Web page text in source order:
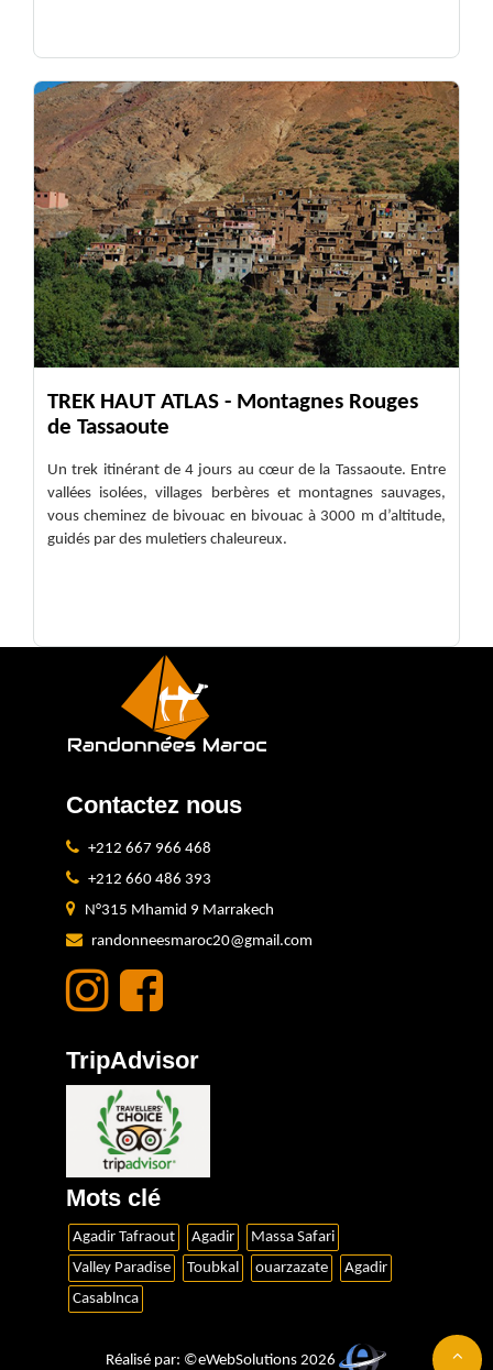
TREK HAUT ATLAS - Montagnes Rouges
de Tassaoute
Un trek itinérant de 4 jours au cœur de la Tassaoute. Entre
vallées isolées, villages berbères et montagnes sauvages,
vous cheminez de bivouac en bivouac à 3000 m d’altitude,
guidés par des muletiers chaleureux.
Contactez nous
+212 667 966 468
+212 660 486 393
N°315 Mhamid 9 Marrakech
randonneesmaroc20@gmail.com
TripAdvisor
Mots clé
Agadir Tafraout Agadir
Massa Safari
Valley Paradise
Toubkal ouarzazate
Agadir
Casablnca
Réalisé par: ©eWebSolutions 2026